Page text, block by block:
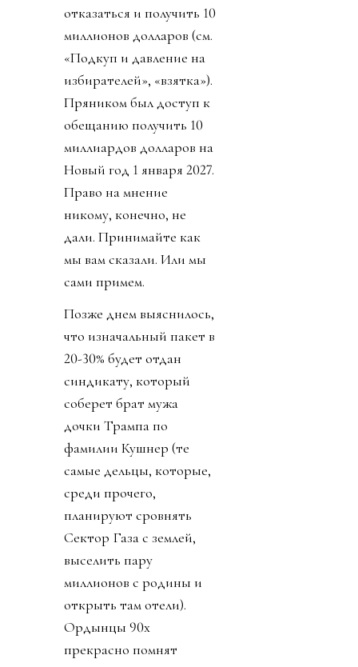
отказаться и получить 10
миллионов долларов (см.
«Подкуп и давление на
избирателей», «взятка»).
Пряником был доступ к
обещанию получить 10
миллиардов долларов на
Новый год 1 января 2027.
Право на мнение
никому, конечно, не
дали. Принимайте как
мы вам сказали. Или мы
сами примем.
Позже днем выяснилось,
что изначальный пакет в
20-30% будет отдан
синдикату, который
соберет брат мужа
дочки Трампа по
фамилии Кушнер (те
самые дельцы, которые,
среди прочего,
планируют сровнять
Сектор Газа с землей,
выселить пару
миллионов с родины и
открыть там отели).
Ордынцы 90х
прекрасно помнят